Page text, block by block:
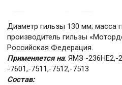
Диаметр гильзы 130 мм; масса
производитель гильзы
Российская Федерация.
Применяется на: ЯМЗ -236НЕ2,-
-7601,-7511,-7512,-7513
Состав: